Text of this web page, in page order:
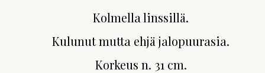
Kolmella linssillä.
Kulunut mutta ehjä jalopuurasia.
Korkeus n. 31 cm.